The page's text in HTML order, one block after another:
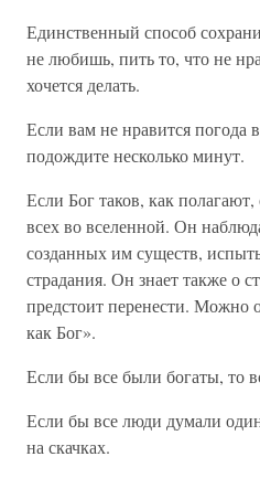
Единственный способ
не любишь, пить то, что не
хочется делать.
Если вам не нравится погода
подождите несколько минут.
Если Бог таков, как
всех во вселенной. Он
созданных им существ,
страдания. Он знает также о
предстоит перенести. Можно
как Бог».
Если бы все были богаты, то
Если бы все люди думали
на скачках.